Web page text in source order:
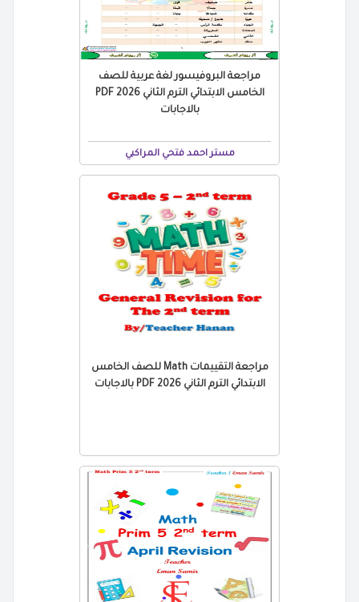
مراجعة البروفيسور لغة عربية للصف
الخامس الابتدائي الترم الثاني 2026 PDF
بالاجابات
مستر احمد فتحي المراكبي
مراجعة التقييمات Math للصف الخامس
الابتدائي الترم الثاني 2026 PDF بالاجابات